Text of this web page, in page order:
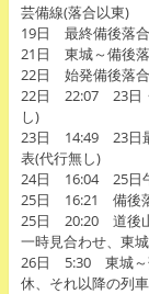
芸備線(落合以東)
19日 最終備後落合
21日 東城～備後
22日 始発備後落
22日 22:07 23日
し)
23日 14:49 23日
表(代行無し)
24日 16:04 25日
25日 16:21 備後落
25日 20:20 道後山
一時見合わせ、東
26日 5:30 東城～
休、それ以降の列